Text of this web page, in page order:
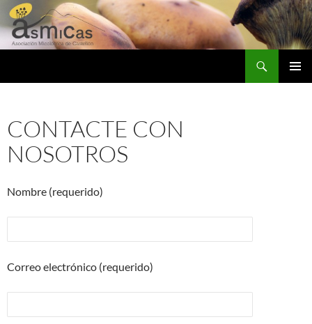
Saltar
al
contenido
CONTACTE CON
NOSOTROS
Nombre (requerido)
Correo electrónico (requerido)